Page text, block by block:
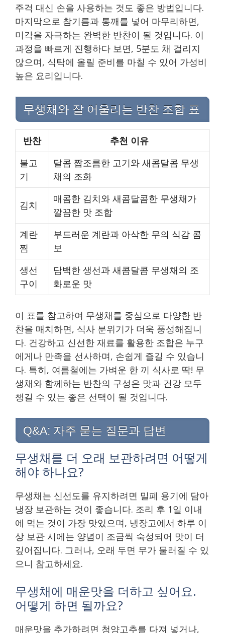
주걱 대신 손을 사용하는 것도 좋은 방법입니다.
마지막으로 참기름과 통깨를 넣어 마무리하면,
미각을 자극하는 완벽한 반찬이 될 것입니다. 이
과정을 빠르게 진행하다 보면, 5분도 채 걸리지
않으며, 식탁에 올릴 준비를 마칠 수 있어 가성비
높은 요리입니다.
무생채와 잘 어울리는 반찬 조합 표
반찬
추천 이유
불고
기
달콤 짭조름한 고기와 새콤달콤 무생
채의 조화
김치
매콤한 김치와 새콤달콤한 무생채가
깔끔한 맛 조합
계란
찜
부드러운 계란과 아삭한 무의 식감 콤
보
생선
구이
담백한 생선과 새콤달콤 무생채의 조
화로운 맛
이 표를 참고하여 무생채를 중심으로 다양한 반
찬을 매치하면, 식사 분위기가 더욱 풍성해집니
다. 건강하고 신선한 재료를 활용한 조합은 누구
에게나 만족을 선사하며, 손쉽게 즐길 수 있습니
다. 특히, 여름철에는 가벼운 한 끼 식사로 딱! 무
생채와 함께하는 반찬의 구성은 맛과 건강 모두
챙길 수 있는 좋은 선택이 될 것입니다.
Q&A: 자주 묻는 질문과 답변
무생채를 더 오래 보관하려면 어떻게
해야 하나요?
무생채는 신선도를 유지하려면 밀폐 용기에 담아
냉장 보관하는 것이 좋습니다. 조리 후 1일 이내
에 먹는 것이 가장 맛있으며, 냉장고에서 하루 이
상 보관 시에는 양념이 조금씩 숙성되어 맛이 더
깊어집니다. 그러나, 오래 두면 무가 물러질 수 있
으니 참고하세요.
무생채에 매운맛을 더하고 싶어요.
어떻게 하면 될까요?
매운맛을 추가하려면 청양고추를 다져 넣거나,